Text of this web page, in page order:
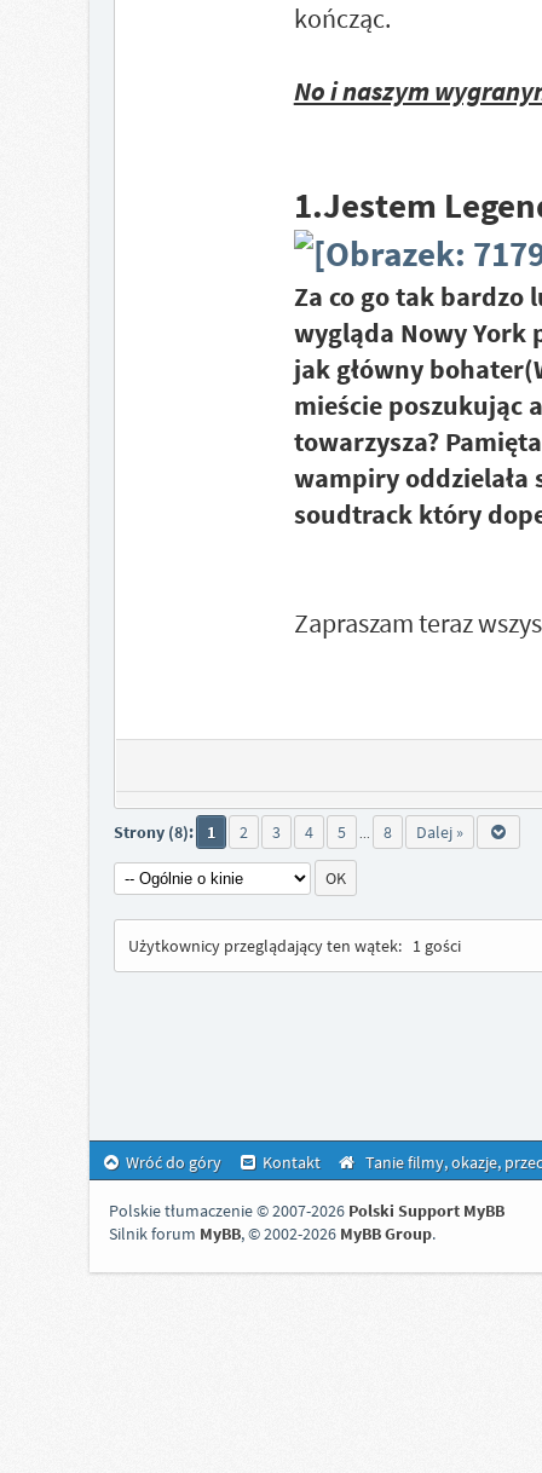
kończąc.
No i naszym
1.Jestem
Za co go tak bardzo
wygląda Nowy York
jak główny
mieście poszukując
towarzysza?
wampiry oddzielała
soudtrack który
Zapraszam teraz
Strony (8): 1 2 3 4 5 ... 8 Dalej »
Użytkownicy przeglądający ten wątek: 1 gości
Wróć do góry Kontakt Tanie filmy, okazje,
Polskie tłumaczenie © 2007-2026 Polski Support MyBB
Silnik forum MyBB, © 2002-2026 MyBB Group.